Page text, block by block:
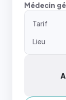
Médecin
Tarif
Lieu